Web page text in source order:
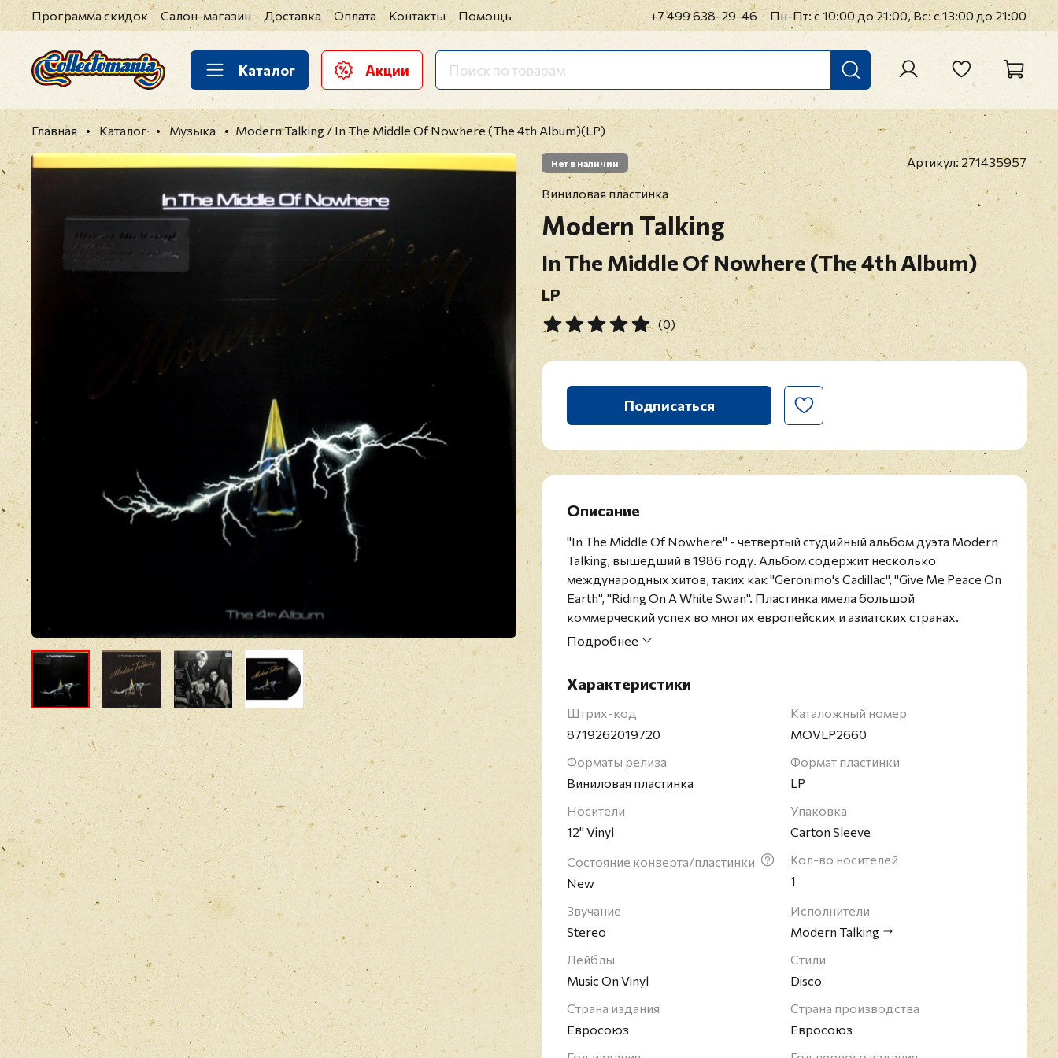
Программа скидок Салон-магазин Доставка Оплата Контакты Помощь +7 499 638-29-46 Пн-Пт: с 10:00 до 21:00, Вс: с 13:00 до 21:00
Каталог Акции
Главная Каталог Музыка Modern Talking / In The Middle Of Nowhere (The 4th Album)(LP)
Нет в наличии Артикул: 271435957
Виниловая пластинка
Modern Talking
In The Middle Of Nowhere (The 4th Album)
LP
(0)
Подписаться
Описание
"In The Middle Of Nowhere" - четвертый студийный альбом дуэта Modern
Talking, вышедший в 1986 году. Альбом содержит несколько
международных хитов, таких как "Geronimo's Cadillac", "Give Me Peace On
Earth", "Riding On A White Swan". Пластинка имела большой
коммерческий успех во многих европейских и азиатских странах.
Переиздание 2021 года на чёрном 180-гр виниле.
европоп и евродэнс. В состав группы входили Томас Андерс (ведущий
вокал) и Дитер Болен (гитара, бэк-вокал, написание песен,
продюсирование). Является одним из наиболее успешных коллективов
созданных в Германии: записи группы по всему миру были проданы
тиражом более 120 миллионов экземпляров (по состоянию на 2003
год).
Подробнее
Характеристики
Штрих-код
8719262019720
Каталожный номер
MOVLP2660
Форматы релиза
Виниловая пластинка
Формат пластинки
LP
Носители
12" Vinyl
Упаковка
Carton Sleeve
Состояние конверта/пластинки
New
Кол-во носителей
1
Звучание
Stereo
Исполнители
Modern Talking
Лейблы
Music On Vinyl
Стили
Disco
Страна издания
Евросоюз
Страна производства
Евросоюз